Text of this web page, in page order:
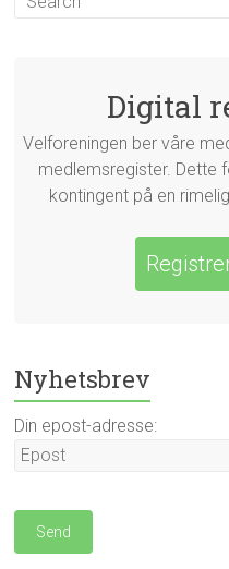
Digital
Velforeningen ber våre
medlemsregister. Dette
kontingent på en
Nyhetsbrev
Din epost-adresse: